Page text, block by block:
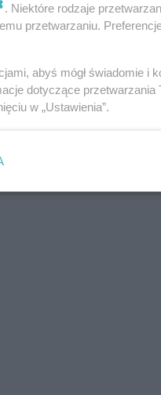
Baggage
. Niektóre rodzaje
przetwarzaniu.
abyś mógł świadomie i
dotyczące
w „Ustawienia”.